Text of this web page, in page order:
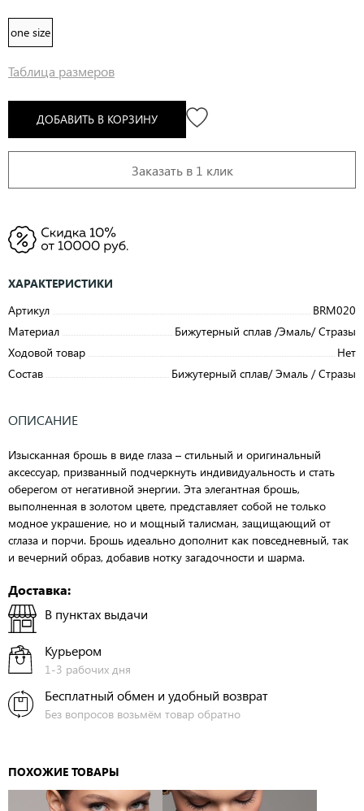
one size
Таблица размеров
ДОБАВИТЬ В КОРЗИНУ
Заказать в 1 клик
ХАРАКТЕРИСТИКИ
Артикул
BRM020
Материал
Бижутерный сплав /Эмаль/ Стразы
Ходовой товар
Нет
Состав
Бижутерный сплав/ Эмаль / Стразы
ОПИСАНИЕ
Изысканная брошь в виде глаза – стильный и оригинальный
аксессуар, призванный подчеркнуть индивидуальность и стать
оберегом от негативной энергии. Эта элегантная брошь,
выполненная в золотом цвете, представляет собой не только
модное украшение, но и мощный талисман, защищающий от
сглаза и порчи. Брошь идеально дополнит как повседневный, так
и вечерний образ, добавив нотку загадочности и шарма.
Доставка:
В пунктах выдачи
Курьером
1-3 рабочих дня
Бесплатный обмен и удобный возврат
Без вопросов возьмём товар обратно
ПОХОЖИЕ ТОВАРЫ